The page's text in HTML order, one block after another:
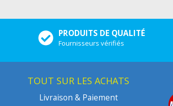
PRODUITS DE QUALITÉ
Fournisseurs vérifiés
TOUT SUR LES ACHATS
Livraison & Paiement